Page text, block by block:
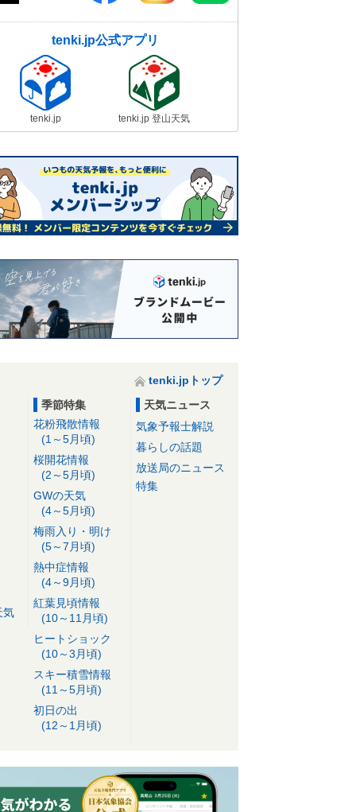
tenki.jp公式アプリ
tenki.jp tenki.jp 登山天気
tenki.jpトップ
気
季節特集
花粉飛散情報
(1～5月頃)
桜開花情報
(2～5月頃)
GWの天気
(4～5月頃)
梅雨入り・明け
(5～7月頃)
熱中症情報
(4～9月頃)
紅葉見頃情報
(10～11月頃)
ヒートショック
(10～3月頃)
スキー積雪情報
(11～5月頃)
初日の出
(12～1月頃)
天気ニュース
気象予報士解説
暮らしの話題
放送局のニュース
特集